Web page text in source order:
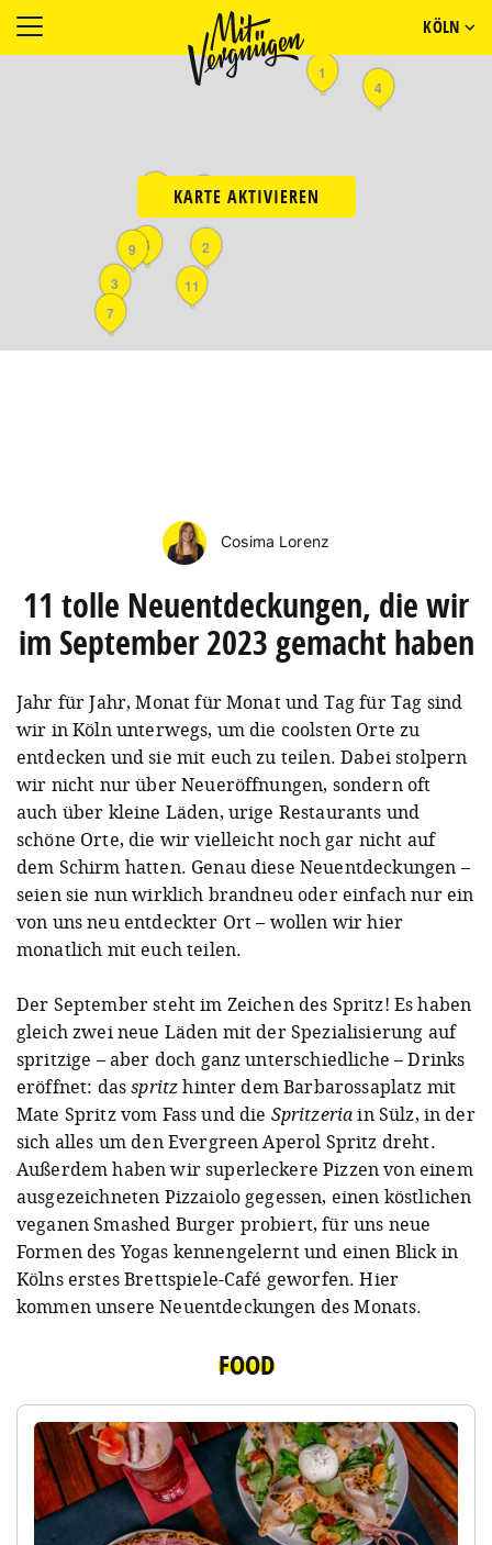
KÖLN
KARTE AKTIVIEREN
11
8
1
3
6 2
4
7
9
10
Cosima Lorenz
11 tolle Neuentdeckungen, die wir
im September 2023 gemacht haben
Jahr für Jahr, Monat für Monat und Tag für Tag sind
wir in Köln unterwegs, um die coolsten Orte zu
entdecken und sie mit euch zu teilen. Dabei stolpern
wir nicht nur über Neueröffnungen, sondern oft
auch über kleine Läden, urige Restaurants und
schöne Orte, die wir vielleicht noch gar nicht auf
dem Schirm hatten. Genau diese Neuentdeckungen –
seien sie nun wirklich brandneu oder einfach nur ein
von uns neu entdeckter Ort – wollen wir hier
monatlich mit euch teilen.
Der September steht im Zeichen des Spritz! Es haben
gleich zwei neue Läden mit der Spezialisierung auf
spritzige – aber doch ganz unterschiedliche – Drinks
eröffnet: dasspritzhinter dem Barbarossaplatz mit
Mate Spritz vom Fass und die Spritzeriain Sülz, in der
sich alles um den Evergreen Aperol Spritz dreht.
Außerdem haben wir superleckere Pizzen von einem
ausgezeichneten Pizzaiolo gegessen, einen köstlichen
veganen Smashed Burger probiert, für uns neue
Formen des Yogas kennengelernt und einen Blick in
Kölns erstes Brettspiele-Café geworfen. Hier
kommen unsere Neuentdeckungen des Monats.
FOOD